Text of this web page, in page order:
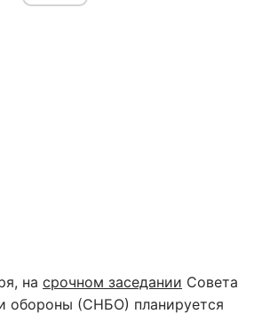
на срочном заседании Совета
обороны (СНБО) планируется